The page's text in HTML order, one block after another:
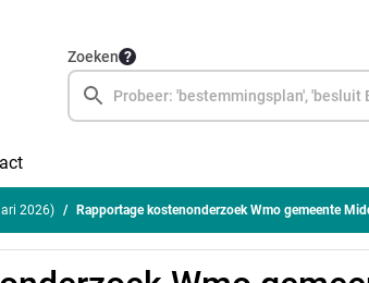
Zoeken
2026) Rapportage kostenonderzoek Wmo gemeente